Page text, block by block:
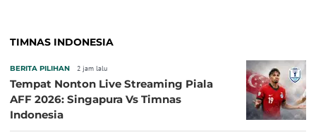
TIMNAS INDONESIA
BERITA PILIHAN 2 jam lalu
Tempat Nonton Live Streaming Piala
AFF 2026: Singapura Vs Timnas
Indonesia